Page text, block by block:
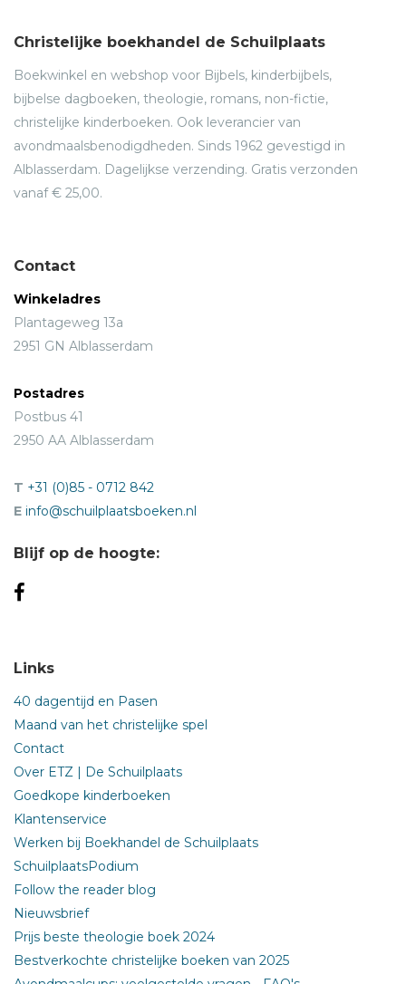
Christelijke boekhandel de Schuilplaats
Boekwinkel en webshop voor Bijbels, kinderbijbels,
bijbelse dagboeken, theologie, romans, non-fictie,
christelijke kinderboeken. Ook leverancier van
avondmaalsbenodigdheden. Sinds 1962 gevestigd in
Alblasserdam. Dagelijkse verzending. Gratis verzonden
vanaf € 25,00.
Contact
Winkeladres
Plantageweg 13a
2951 GN Alblasserdam
Postadres
Postbus 41
2950 AA Alblasserdam
T +31 (0)85 - 0712 842
E info@schuilplaatsboeken.nl
Blijf op de hoogte:
Links
40 dagentijd en Pasen
Maand van het christelijke spel
Contact
Over ETZ | De Schuilplaats
Goedkope kinderboeken
Klantenservice
Werken bij Boekhandel de Schuilplaats
SchuilplaatsPodium
Follow the reader blog
Nieuwsbrief
Prijs beste theologie boek 2024
Bestverkochte christelijke boeken van 2025